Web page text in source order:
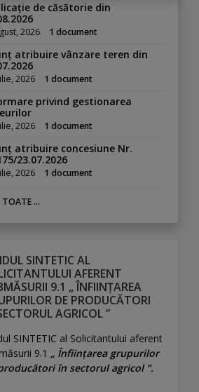
de căsătorie din
2026 1 document
atribuire vânzare teren din
2026 1 document
privind gestionarea
2026 1 document
atribuire concesiune Nr.
23.07.2026
2026 1 document
TOATE ...
SINTETIC AL
AFERENT
9.1 „ ÎNFIINȚAREA
DE PRODUCĂTORI
AGRICOL ”
SINTETIC al Solicitantului aferent
9.1 „ Înființarea grupurilor
în sectorul agricol ”.